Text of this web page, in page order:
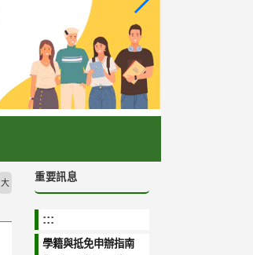
大 重要訊息
:::
學籍與抵免申辦指南